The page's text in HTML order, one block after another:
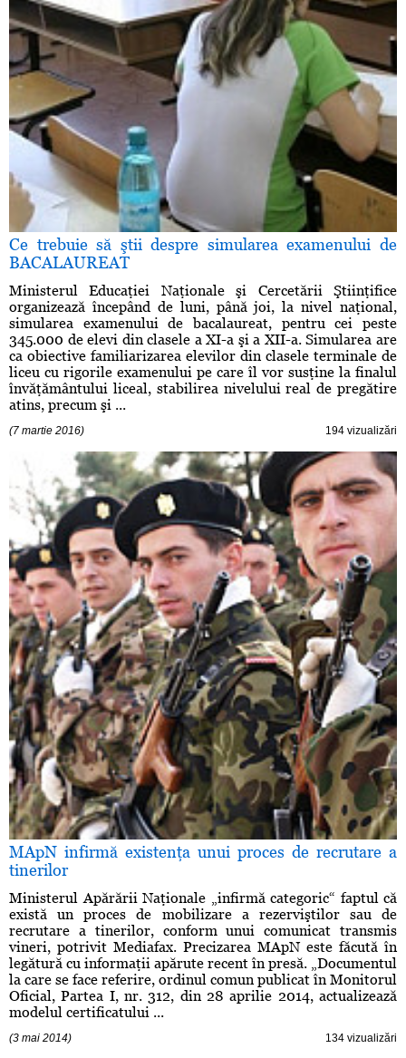
Ce trebuie să ştii despre simularea examenului de
BACALAUREAT
Ministerul Educaţiei Naţionale şi Cercetării Ştiinţifice
organizează începând de luni, până joi, la nivel naţional,
simularea examenului de bacalaureat, pentru cei peste
345.000 de elevi din clasele a XI-a şi a XII-a. Simularea are
ca obiective familiarizarea elevilor din clasele terminale de
liceu cu rigorile examenului pe care îl vor susţine la finalul
învăţământului liceal, stabilirea nivelului real de pregătire
atins, precum şi ...
(7 martie 2016) 194 vizualizări
MApN infirmă existenţa unui proces de recrutare a
tinerilor
Ministerul Apărării Naţionale „infirmă categoric“ faptul că
există un proces de mobilizare a rezerviştilor sau de
recrutare a tinerilor, conform unui comunicat transmis
vineri, potrivit Mediafax. Precizarea MApN este făcută în
legătură cu informaţii apărute recent în presă. „Documentul
la care se face referire, ordinul comun publicat în Monitorul
Oficial, Partea I, nr. 312, din 28 aprilie 2014, actualizează
modelul certificatului ...
(3 mai 2014) 134 vizualizări